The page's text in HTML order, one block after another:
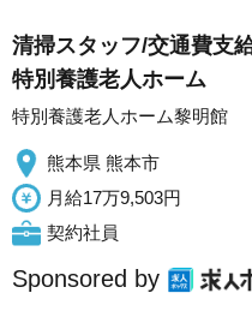
清掃スタッフ/交通費支
特別養護老人ホーム
特別養護老人ホーム黎明館
熊本県 熊本市
月給17万9,503円
契約社員
Sponsored by